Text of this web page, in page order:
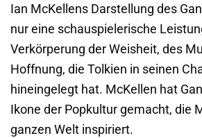
Ian McKellens Darstellung des
nur eine schauspielerische
Verkörperung der Weisheit, des
Hoffnung, die Tolkien in seinen
hineingelegt hat. McKellen hat
Ikone der Popkultur gemacht, die
ganzen Welt inspiriert.